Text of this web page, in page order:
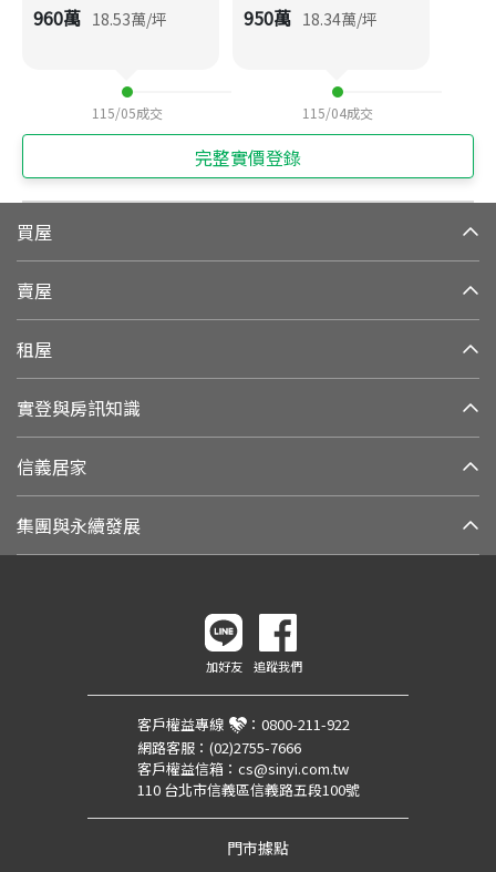
960萬 18.53萬/坪
115/05成交
950萬 18.34萬/坪
115/04成交
完整實價登錄
買屋
賣屋
租屋
實登與房訊知識
信義居家
集團與永續發展
加好友 追蹤我們
客戶權益專線 ： 0800-211-922
網路客服： (02)2755-7666
客戶權益信箱： cs@sinyi.com.tw
110 台北市信義區信義路五段100號
門市據點